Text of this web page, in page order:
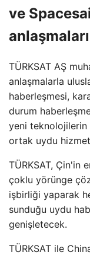
ve
TÜRKSAT AŞ
anlaşmalarla
haberleşmesi,
durum
yeni teknolojilerin
ortak uydu
TÜRKSAT, Çin'in
çoklu yörünge
işbirliği yaparak
sunduğu uydu
genişletecek.
TÜRKSAT ile